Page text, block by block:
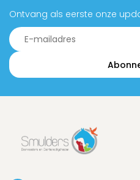
Ontvang als eerste onze